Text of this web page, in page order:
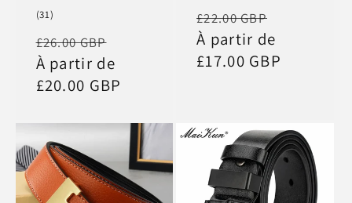
(31)
des
Prix
habituel
£26.00 GBP
promotionnel
À partir de
£20.00 GBP
Prix
habituel
£22.00 GBP
À partir de
£17.00 GBP